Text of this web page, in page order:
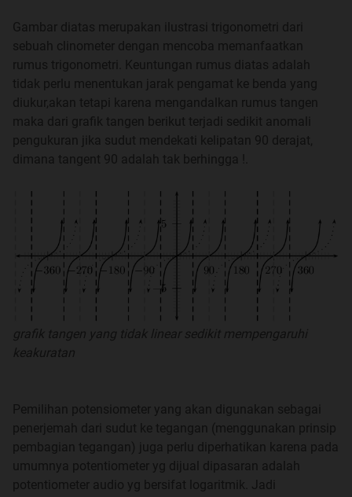
Proyek2 micro yg sudah jadi
Quote:
KEYPAD VS 7 SEGMEN meluncur ke
VU METER DIGITAL UNTUK SOUND LEVEL
selengkapnya
disini ya brooo
AVR - BLUETOOTH - ANDROID
selengkapnya dibahas
disini
Text Scroll 3 Matrix Karya Kaskuser
disini
POV Sederhana Dengan Attiny
Timer B**b Untuk skirmish airsfot gun
disini lanjutdimari
ICP untuk sensor ultrasonic selengkapnya disiniya gan
Gambar diatas merupakan ilustrasi trigonometri dari
sebuah clinometer dengan mencoba memanfaatkan
rumus trigonometri. Keuntungan rumus diatas adalah
tidak perlu menentukan jarak pengamat ke benda yang
diukur,akan tetapi karena mengandalkan rumus tangen
maka dari grafik tangen berikut terjadi sedikit anomali
pengukuran jika sudut mendekati kelipatan 90 derajat,
dimana tangent 90 adalah tak berhingga !.
grafik tangen yang tidak linear sedikit mempengaruhi
keakuratan
Pemilihan potensiometer yang akan digunakan sebagai
penerjemah dari sudut ke tegangan (menggunakan prinsip
pembagian tegangan) juga perlu diperhatikan karena pada
umumnya potentiometer yg dijual dipasaran adalah
potentiometer audio yg bersifat logaritmik. Jadi